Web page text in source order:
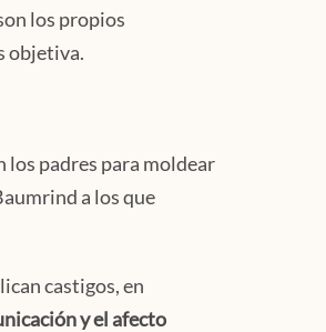
los propios
objetiva.
los padres para moldear
a los que
castigos, en
y el afecto